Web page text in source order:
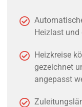
Heizlast und
Heizkreise
gezeichnet
angepasst